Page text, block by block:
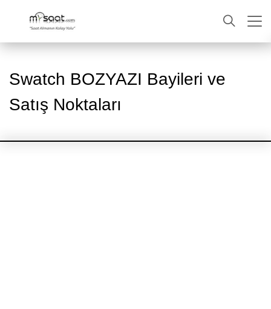
ARA
Swatch BOZYAZI Bayileri ve
Satış Noktaları